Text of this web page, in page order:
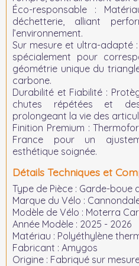
Éco-responsable :
déchetterie, alliant
l’environnement.
Sur mesure et ultra-adapté :
spécialement pour
géométrie unique du
carbone.
Durabilité et Fiabilité :
chutes répétées et
prolongeant la vie des
Finition Premium :
France pour un
esthétique soignée.
Détails Techniques et
Type de Pièce : Garde-boue
Marque du Vélo :
Modèle de Vélo : Moterra
Année Modèle : 2025 - 2026
Matériau : Polyéthylène
Fabricant : Amygos
Origine : Fabriqué sur